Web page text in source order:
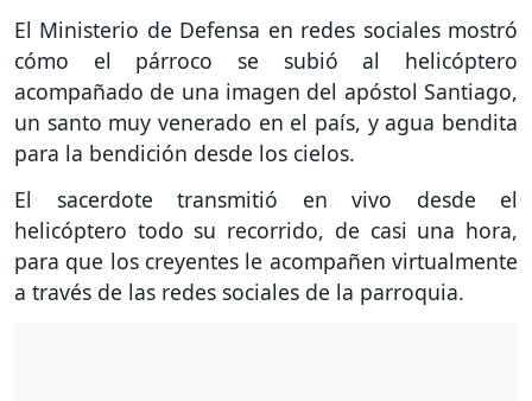
El Ministerio de Defensa en redes sociales mostró
cómo el párroco se subió al helicóptero
acompañado de una imagen del apóstol Santiago,
un santo muy venerado en el país, y agua bendita
para la bendición desde los cielos.
El sacerdote transmitió en vivo desde el
helicóptero todo su recorrido, de casi una hora,
para que los creyentes le acompañen virtualmente
a través de las redes sociales de la parroquia.